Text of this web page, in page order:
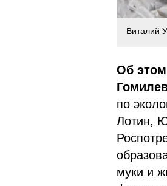
Виталий
Об
по
Лотин,
муки и